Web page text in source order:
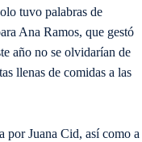
tuvo palabras de
Ana Ramos, que gestó
año no se olvidarían de
llenas de comidas a las
por Juana Cid, así como a